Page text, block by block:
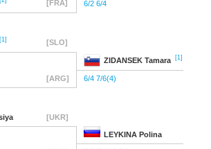
[FRA] 6/2 6/4
[1] [SLO]
ZIDANSEK Tamara [1]
[ARG] 6/4 7/6(4)
[UKR]
LEYKINA Polina